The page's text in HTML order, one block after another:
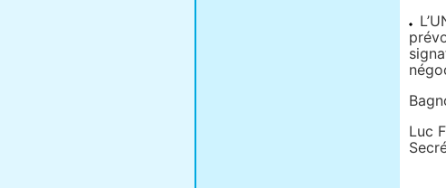
Luc